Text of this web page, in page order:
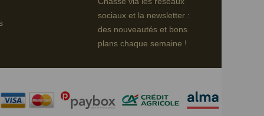
sociaux et la newsletter :
des nouveautés et bons
plans chaque semaine !